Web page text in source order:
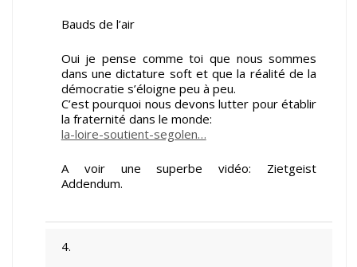
Bauds de l’air
Oui je pense comme toi que nous sommes
dans une dictature soft et que la réalité de la
démocratie s’éloigne peu à peu.
C’est pourquoi nous devons lutter pour établir
la fraternité dans le monde:
la-loire-soutient-segolen…
A voir une superbe vidéo: Zietgeist
Addendum.